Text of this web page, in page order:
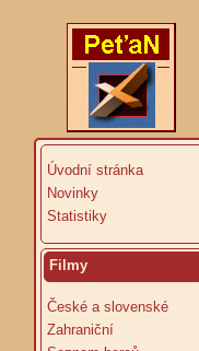
Úvodní stránka
Novinky
Statistiky
Filmy
České a slovenské
Zahraniční